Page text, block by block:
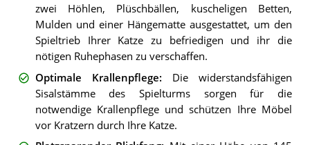
zwei Höhlen, Plüschbällen, kuscheligen Betten,
Mulden und einer Hängematte ausgestattet, um den
Spieltrieb Ihrer Katze zu befriedigen und ihr die
nötigen Ruhephasen zu verschaffen.
Optimale Krallenpflege: Die widerstandsfähigen
Sisalstämme des Spielturms sorgen für die
notwendige Krallenpflege und schützen Ihre Möbel
vor Kratzern durch Ihre Katze.